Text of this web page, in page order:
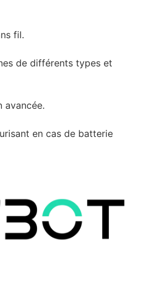
fil.
de différents types et
avancée.
en cas de batterie